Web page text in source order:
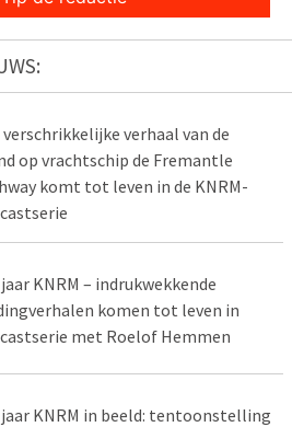
verhaal van de
op vrachtschip de Fremantle
komt tot leven in de KNRM-
KNRM – indrukwekkende
komen tot leven in
met Roelof Hemmen
jaar KNRM in beeld: tentoonstelling